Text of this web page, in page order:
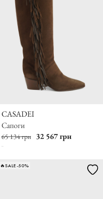
CASADEI
Сапоги
65 134 грн 32 567 грн
🔥SALE -50%